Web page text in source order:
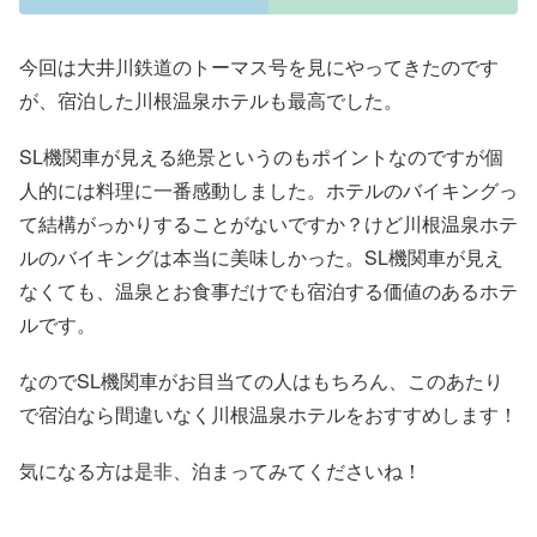
今回は大井川鉄道のトーマス号を見にやってきたのです
が、宿泊した川根温泉ホテルも最高でした。
SL機関車が見える絶景というのもポイントなのですが個
人的には料理に一番感動しました。ホテルのバイキングっ
て結構がっかりすることがないですか？けど川根温泉ホテ
ルのバイキングは本当に美味しかった。SL機関車が見え
なくても、温泉とお食事だけでも宿泊する価値のあるホテ
ルです。
なのでSL機関車がお目当ての人はもちろん、このあたり
で宿泊なら間違いなく川根温泉ホテルをおすすめします！
気になる方は是非、泊まってみてくださいね！